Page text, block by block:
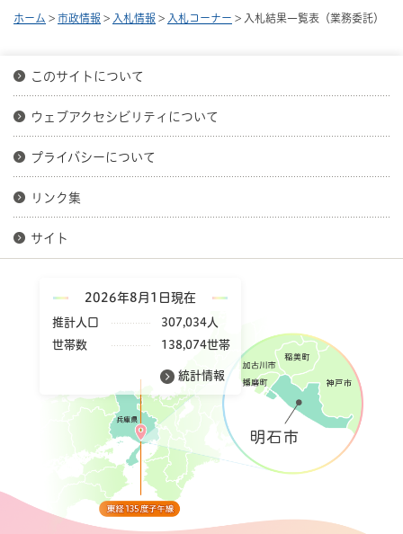
ホーム > 市政情報 > 入札情報 > 入札コーナー > 入札結果一覧表（業務委託）
このサイトについて
ウェブアクセシビリティについて
プライバシーについて
リンク集
サイト
2026年8月1日現在
推計人口
307,034人
世帯数
138,074世帯
統計情報